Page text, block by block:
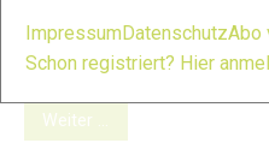
8 9 10 11 12 13 14 15 16 17
www.andifrank.com; Bilder 2, 6,
Weiter …
ImpressumDatenschutzAbo
Schon registriert? Hier